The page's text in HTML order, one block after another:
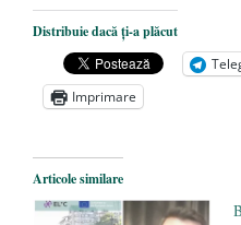
Dezvăluiri
președintele
Zelensky
- 13
Statul care servește
Legea Vexler
poetului Octavian
Distribuie dacă ți-a plăcut
Imprimare
Articole similare